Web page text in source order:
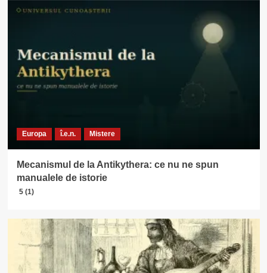
Europa î.e.n. Mistere
Mecanismul de la Antikythera: ce nu ne spun
manualele de istorie
5 (1)